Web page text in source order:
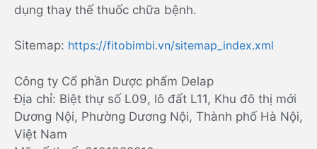
dụng thay thế thuốc chữa bệnh.
Sitemap: https://fitobimbi.vn/sitemap_index.xml
Công ty Cổ phần Dược phẩm Delap
Địa chỉ: Biệt thự số L09, lô đất L11, Khu đô thị mới
Dương Nội, Phường Dương Nội, Thành phố Hà Nội,
Việt Nam